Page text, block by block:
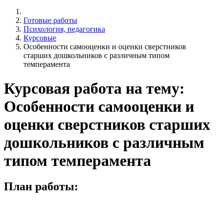
Готовые работы
Психология, педагогика
Курсовые
Особенности самооценки и оценки сверстников
старших дошкольников с различным типом
темперамента
Курсовая работа на тему:
Особенности самооценки и
оценки сверстников старших
дошкольников с различным
типом темперамента
План работы: